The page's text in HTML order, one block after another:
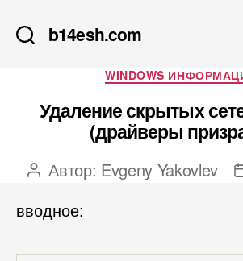
b14esh.com
Рубрики
WINDOWS
Удаление скрытых
(драйверы
Автор
Автор: Evgeny Yakovlev
вводное: